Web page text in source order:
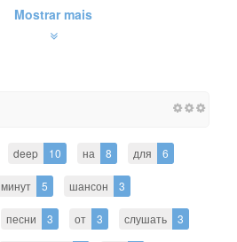
Mostrar mais
deep 10 на 8 для 6
минут 5 шансон 3
песни 3 от 3 слушать 3